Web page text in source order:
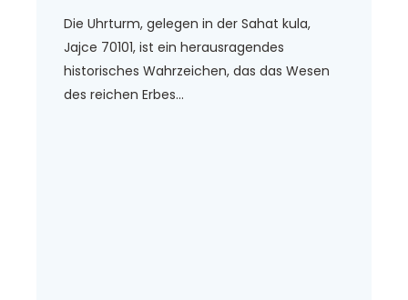
Die Uhrturm, gelegen in der Sahat kula,
Jajce 70101, ist ein herausragendes
historisches Wahrzeichen, das das Wesen
des reichen Erbes...